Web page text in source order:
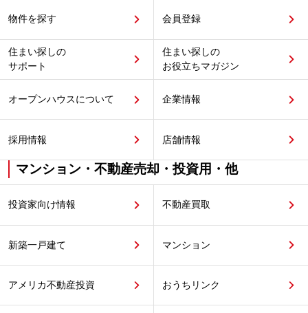
物件を探す 会員登録
住まい探しの
サポート
住まい探しの
お役立ちマガジン
オープンハウスについて 企業情報
採用情報 店舗情報
マンション・不動産売却・投資用・他
投資家向け情報 不動産買取
新築一戸建て マンション
アメリカ不動産投資 おうちリンク